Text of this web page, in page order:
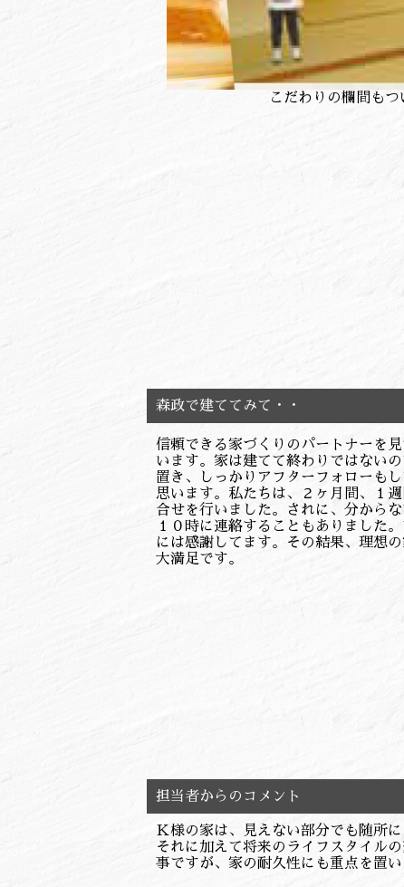
こだわりの欄間も
森政で建ててみて・・
信頼できる家づくりのパートナーを
います。家は建てて終わりではない
置き、しっかりアフターフォローも
思います。私たちは、２ヶ月間、１
合せを行いました。されに、分から
１０時に連絡することもありました
には感謝してます。その結果、理想
大満足です。
担当者からのコメント
Ｋ様の家は、見えない部分でも随所
それに加えて将来のライフスタイル
事ですが、家の耐久性にも重点を置